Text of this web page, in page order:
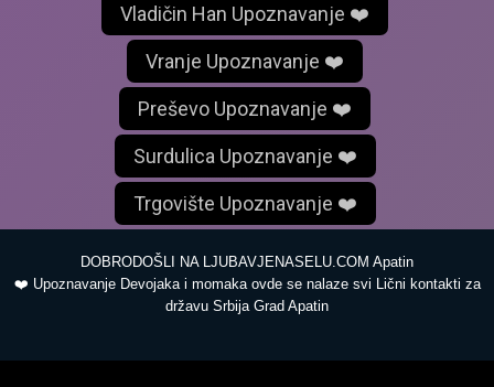
Vladičin Han Upoznavanje ❤️
Vranje Upoznavanje ❤️
Preševo Upoznavanje ❤️
Surdulica Upoznavanje ❤️
Trgovište Upoznavanje ❤️
DOBRODOŠLI NA LJUBAVJENASELU.COM Apatin
❤️ Upoznavanje Devojaka i momaka ovde se nalaze svi Lični kontakti za
državu Srbija Grad Apatin